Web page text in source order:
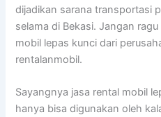
dijadikan sarana transportasi
selama di Bekasi. Jangan
mobil lepas kunci dari
rentalanmobil.
Sayangnya jasa rental mobil
hanya bisa digunakan oleh